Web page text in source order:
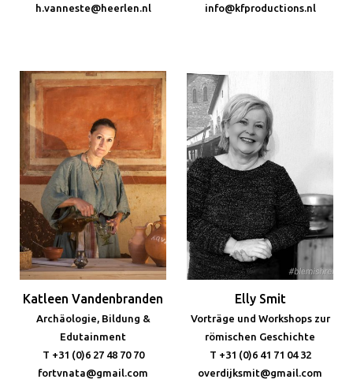
h.vanneste@heerlen.nl
info@kfproductions.nl
Katleen Vandenbranden
Archäologie, Bildung &
Edutainment
T +31 (0)6 27 48 70 70
fortvnata@gmail.com
Elly Smit
Vorträge und Workshops zur
römischen Geschichte
T +31 (0)6 41 71 04 32
overdijksmit@gmail.com